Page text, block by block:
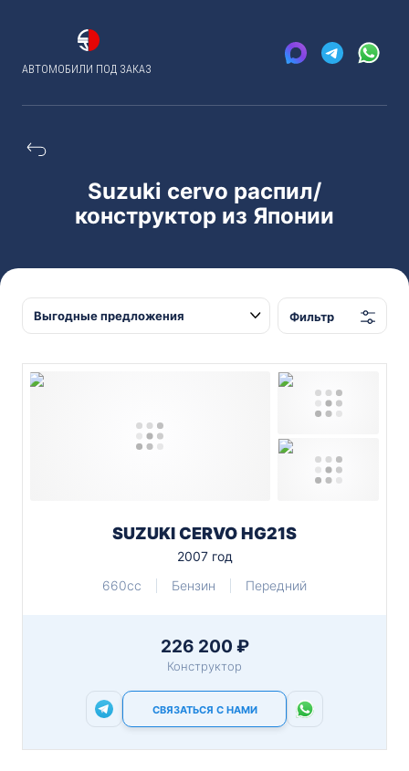
АВТОМОБИЛИ ПОД ЗАКАЗ
Suzuki cervo распил/
конструктор из Японии
Фильтр
SUZUKI CERVO HG21S
2007 год
660cc
Бензин Передний
226 200 ₽
Конструктор
СВЯЗАТЬСЯ С НАМИ